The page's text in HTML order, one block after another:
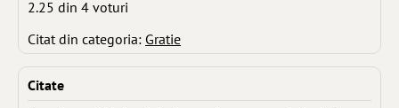
2.25 din 4 voturi
Citat din categoria: Gratie
Citate